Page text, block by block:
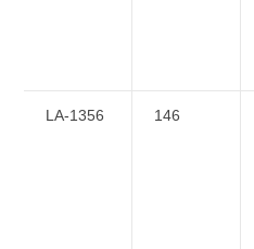
LA-1356 146